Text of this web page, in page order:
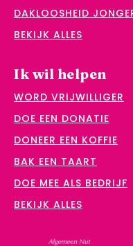
DAKLOOSHEID
BEKIJK ALLES
Ik wil helpen
WORD VRIJWILLIGER
DOE EEN DONATIE
DONEER EEN KOFFIE
BAK EEN TAART
DOE MEE ALS BEDRIJF
BEKIJK ALLES